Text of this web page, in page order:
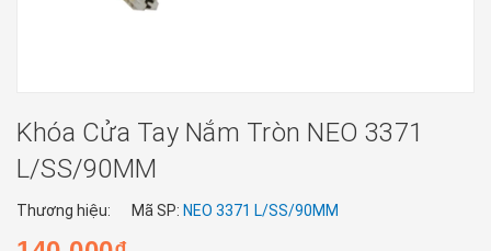
Khóa Cửa Tay Nắm Tròn NEO 3371
L/SS/90MM
Thương hiệu: Mã SP: NEO 3371 L/SS/90MM